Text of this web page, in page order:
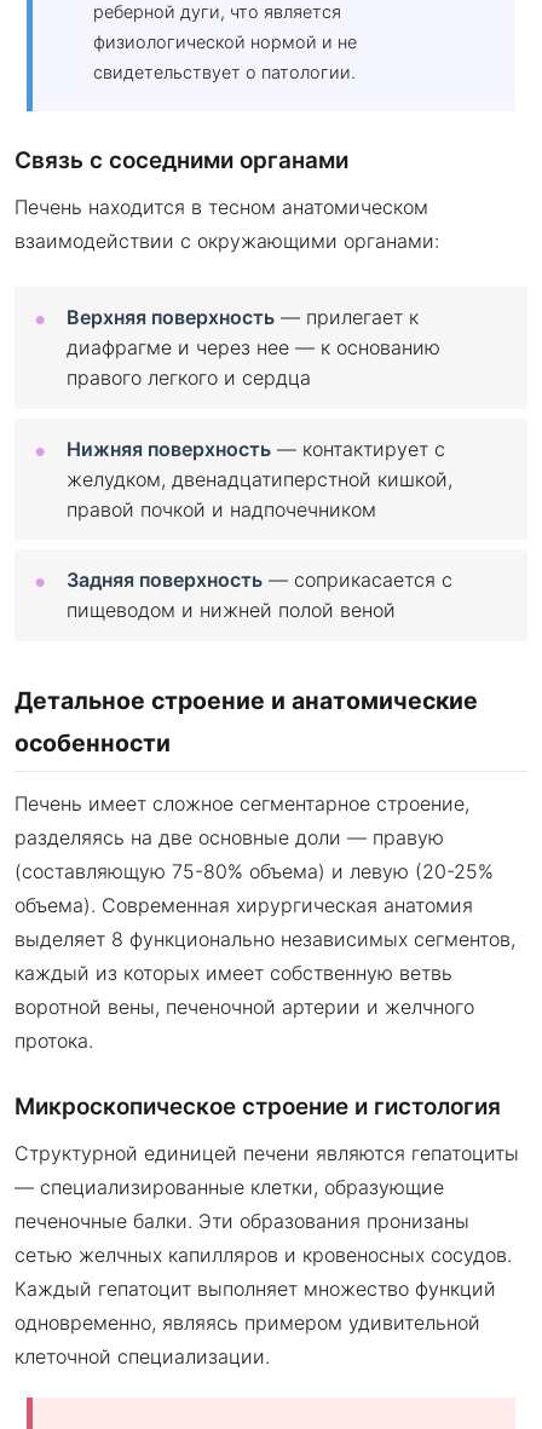
реберной дуги, что является
физиологической нормой и не
свидетельствует о патологии.
Связь с соседними органами
Печень находится в тесном анатомическом
взаимодействии с окружающими органами:
Верхняя поверхность — прилегает к
диафрагме и через нее — к основанию
правого легкого и сердца
Нижняя поверхность — контактирует с
желудком, двенадцатиперстной кишкой,
правой почкой и надпочечником
Задняя поверхность — соприкасается с
пищеводом и нижней полой веной
Детальное строение и анатомические
особенности
Печень имеет сложное сегментарное строение,
разделяясь на две основные доли — правую
(составляющую 75-80% объема) и левую (20-25%
объема). Современная хирургическая анатомия
выделяет 8 функционально независимых сегментов,
каждый из которых имеет собственную ветвь
воротной вены, печеночной артерии и желчного
протока.
Микроскопическое строение и гистология
Структурной единицей печени являются гепатоциты
— специализированные клетки, образующие
печеночные балки. Эти образования пронизаны
сетью желчных капилляров и кровеносных сосудов.
Каждый гепатоцит выполняет множество функций
одновременно, являясь примером удивительной
клеточной специализации.